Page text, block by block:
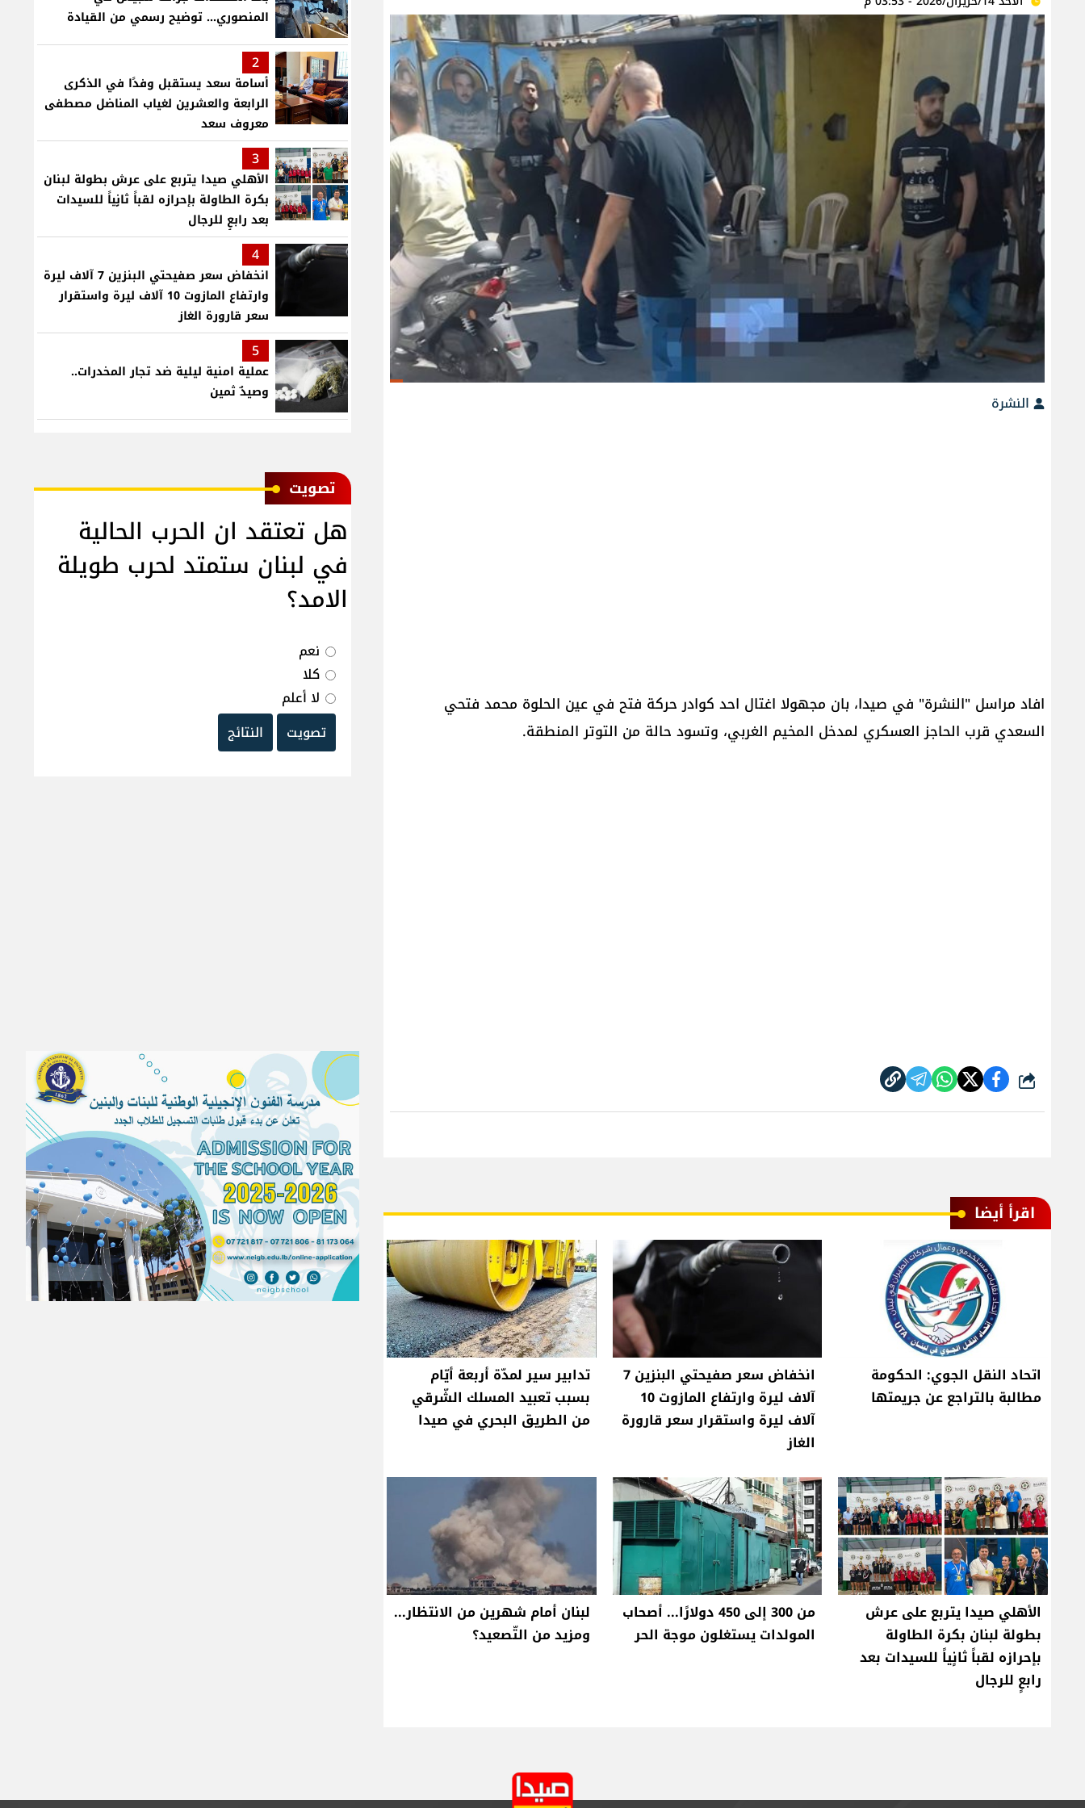
النشرة
افاد مراسل "النشرة" في ​صيدا​، بان مجهولا اغتال احد كوادر حركة فتح في عين الحلوة ​محمد فتحي
السعدي​ قرب الحاجز العسكري لمدخل المخيم الغربي، وتسود حالة من التوتر المنطقة.
شارك
اقرأ أيضا
اتحاد النقل الجوي: الحكومة
مطالبة بالتراجع عن جريمتها
انخفاض سعر صفيحتي البنزين 7
آلاف ليرة وارتفاع المازوت 10
آلاف ليرة واستقرار سعر قارورة
الغاز
تدابير سير لمدّة أربعة أيّام
بسبب تعبيد المسلك الشّرقي
من الطريق البحري في صيدا
الأهلي صيدا يتربع على عرش
بطولة لبنان بكرة الطاولة
بإحرازه لقباً ثانٍياً للسيدات بعد
رابعٍ للرجال
من 300 إلى 450 دولارًا... أصحاب
المولدات يستغلون موجة الحر
لبنان أمام شهرين من الانتظار...
ومزيد من التّصعيد؟
المنصوري... توضيح رسمي من القيادة
2
أسامة سعد يستقبل وفدًا في الذكرى
الرابعة والعشرين لغياب المناضل مصطفى
معروف سعد
3
الأهلي صيدا يتربع على عرش بطولة لبنان
بكرة الطاولة بإحرازه لقباً ثانٍياً للسيدات
بعد رابعٍ للرجال
4
انخفاض سعر صفيحتي البنزين 7 آلاف ليرة
وارتفاع المازوت 10 آلاف ليرة واستقرار
سعر قارورة الغاز
5
عملية امنية ليلية ضد تجار المخدرات..
وصيدٌ ثمين
ﺗﺼﻮﻳﺖ
هل تعتقد ان الحرب الحالية
في لبنان ستمتد لحرب طويلة
الامد؟
نعم
كلا
لا أعلم
تصويت
النتائج